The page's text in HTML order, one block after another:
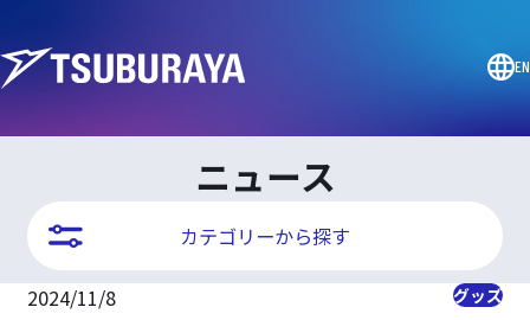
EN
ニュース
カテゴリーから探す
2024/11/8 グッズ